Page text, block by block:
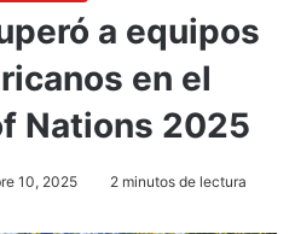
a equipos
en el
Nations 2025
10, 2025 2 minutos de lectura